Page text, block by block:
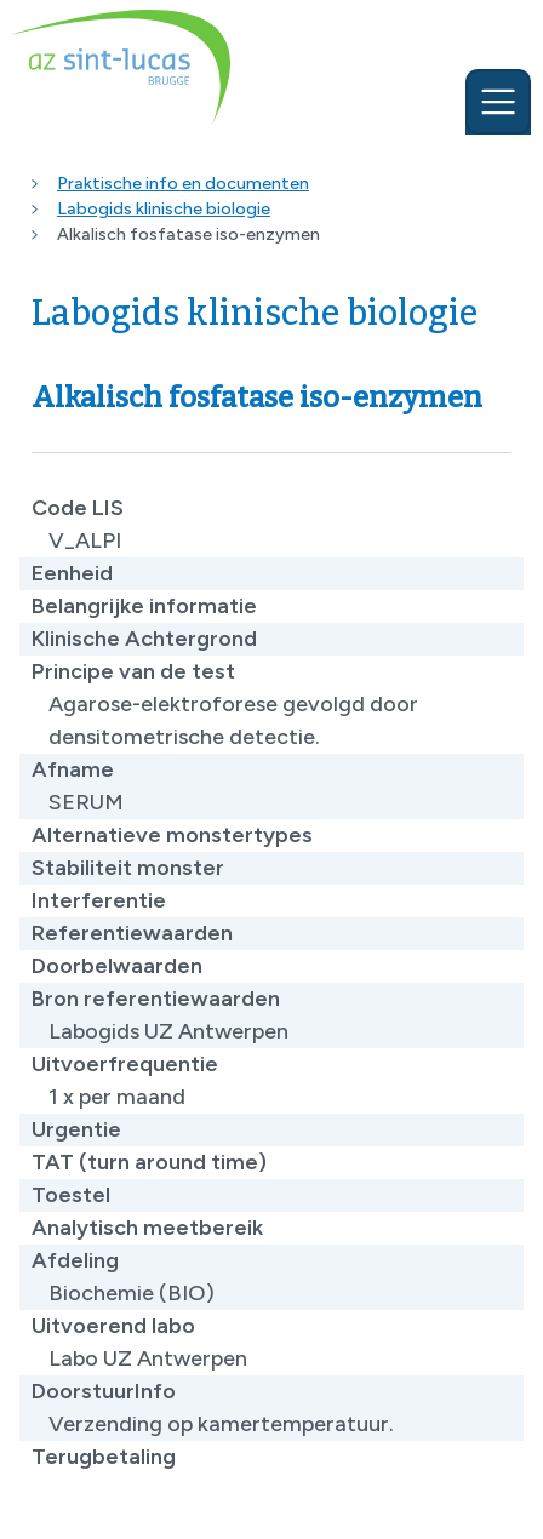
Praktische info en documenten
Labogids klinische biologie
Alkalisch fosfatase iso-enzymen
Labogids klinische biologie
Alkalisch fosfatase iso-enzymen
Code LIS
V_ALPI
Eenheid
Belangrijke informatie
Klinische Achtergrond
Principe van de test
​Agarose-elektroforese gevolgd door
densitometrische detectie.
Afname
SERUM
Alternatieve monstertypes
Stabiliteit monster
Interferentie
Referentiewaarden
Doorbelwaarden
Bron referentiewaarden
​Labogids UZ Antwerpen
Uitvoerfrequentie
1 x per maand
Urgentie
TAT (turn around time)
Toestel
Analytisch meetbereik
Afdeling
Biochemie (BIO)
Uitvoerend labo
Labo UZ Antwerpen
DoorstuurInfo
Verzending op kamertemperatuur.
Terugbetaling